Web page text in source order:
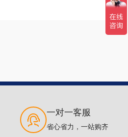
一对一客服
省心省力，一站购齐